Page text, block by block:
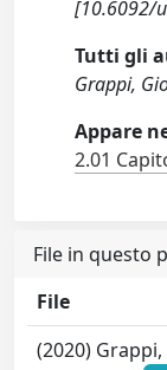
[10.6092/
Tutti gli
Grappi,
Appare
2.01
File in questo
File
(2020)